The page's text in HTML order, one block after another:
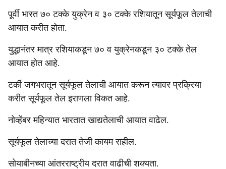
पूर्वी भारत ७० टक्‍के युक्रेन व ३० टक्‍के रशियातून सूर्यफूल तेलाची
आयात करीत होता.
युद्धानंतर मात्र रशियाकडून ७० व युक्रेनकडून ३० टक्‍के तेल
आयात होत आहे.
टर्की जगभरातून सूर्यफूल तेलाची आयात करून त्यावर प्रक्रिया
करीत सूर्यफूल तेल इराणला विकत आहे.
नोव्हेंबर महिन्यात भारतात खाद्यतेलाची आयात वाढेल.
सूर्यफूल तेलाच्या दरात तेजी कायम राहील.
सोयाबीनच्या आंतरराष्ट्रीय दरात वाढीची शक्‍यता.